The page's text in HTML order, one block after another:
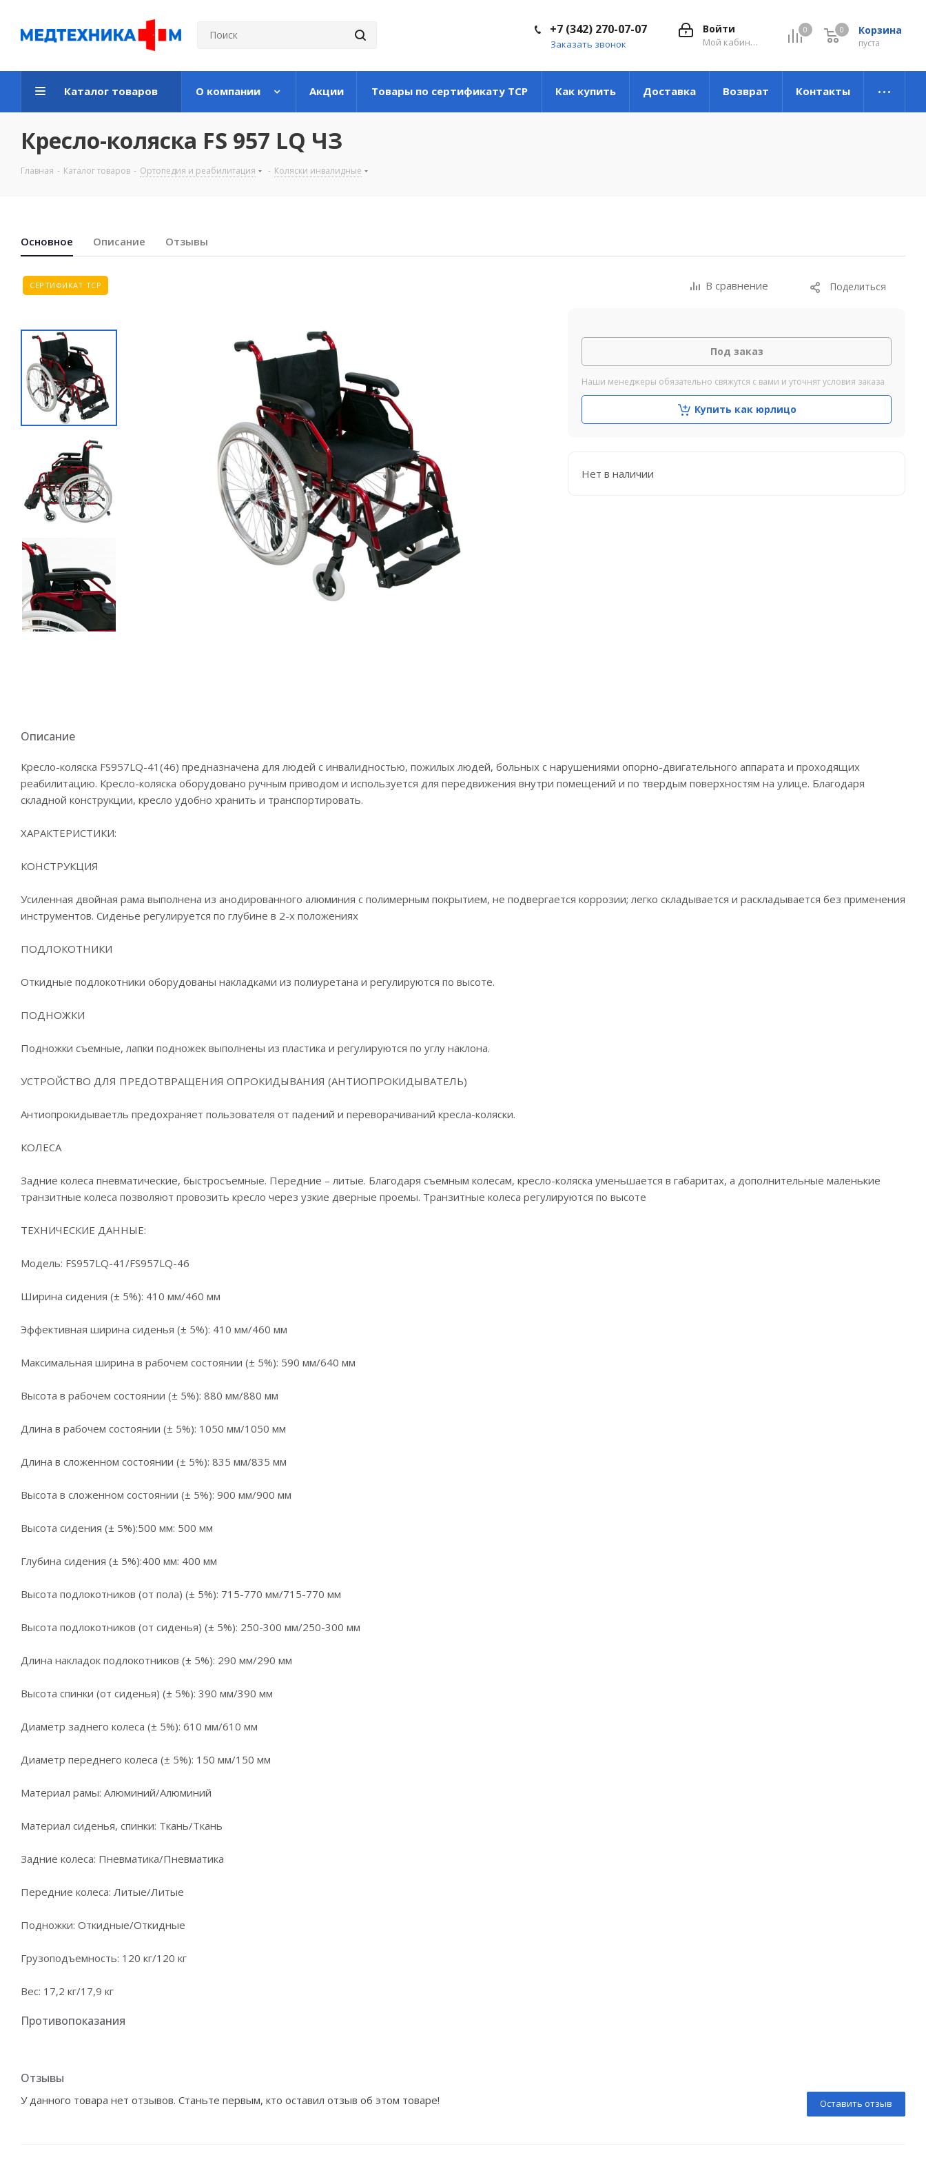
0 Корзина
0
пуста
0
Войти
Мой кабинет
+7 (342) 270-07-07
Заказать звонок
Каталог товаров О компании Акции Товары по сертификату ТСР Как купить Доставка Возврат Контакты
Кресло-коляска FS 957 LQ ЧЗ
Главная - Каталог товаров - Ортопедия и реабилитация - Коляски инвалидные
Основноe Описание Отзывы
СЕРТИФИКАТ ТСР В сравнение Поделиться
Под заказ
Наши менеджеры обязательно свяжутся с вами и уточнят условия заказа
Купить как юрлицо
Нет в наличии
Описание
Кресло-коляска FS957LQ-41(46) предназначена для людей с инвалидностью, пожилых людей, больных с нарушениями опорно-двигательного аппарата и проходящих
реабилитацию. Кресло-коляска оборудовано ручным приводом и используется для передвижения внутри помещений и по твердым поверхностям на улице. Благодаря
складной конструкции, кресло удобно хранить и транспортировать.
ХАРАКТЕРИСТИКИ:
КОНСТРУКЦИЯ
Усиленная двойная рама выполнена из анодированного алюминия с полимерным покрытием, не подвергается коррозии; легко складывается и раскладывается без применения
инструментов. Сиденье регулируется по глубине в 2-х положениях
ПОДЛОКОТНИКИ
Откидные подлокотники оборудованы накладками из полиуретана и регулируются по высоте.
ПОДНОЖКИ
Подножки съемные, лапки подножек выполнены из пластика и регулируются по углу наклона.
УСТРОЙСТВО ДЛЯ ПРЕДОТВРАЩЕНИЯ ОПРОКИДЫВАНИЯ (АНТИОПРОКИДЫВАТЕЛЬ)
Антиопрокидываетль предохраняет пользователя от падений и переворачиваний кресла-коляски.
КОЛЕСА
Задние колеса пневматические, быстросъемные. Передние – литые. Благодаря съемным колесам, кресло-коляска уменьшается в габаритах, а дополнительные маленькие
транзитные колеса позволяют провозить кресло через узкие дверные проемы. Транзитные колеса регулируются по высоте
ТЕХНИЧЕСКИЕ ДАННЫЕ:
Модель: FS957LQ-41/FS957LQ-46
Ширина сидения (± 5%): 410 мм/460 мм
Эффективная ширина сиденья (± 5%): 410 мм/460 мм
Максимальная ширина в рабочем состоянии (± 5%): 590 мм/640 мм
Высота в рабочем состоянии (± 5%): 880 мм/880 мм
Длина в рабочем состоянии (± 5%): 1050 мм/1050 мм
Длина в сложенном состоянии (± 5%): 835 мм/835 мм
Высота в сложенном состоянии (± 5%): 900 мм/900 мм
Высота сидения (± 5%):500 мм: 500 мм
Глубина сидения (± 5%):400 мм: 400 мм
Высота подлокотников (от пола) (± 5%): 715-770 мм/715-770 мм
Высота подлокотников (от сиденья) (± 5%): 250-300 мм/250-300 мм
Длина накладок подлокотников (± 5%): 290 мм/290 мм
Высота спинки (от сиденья) (± 5%): 390 мм/390 мм
Диаметр заднего колеса (± 5%): 610 мм/610 мм
Диаметр переднего колеса (± 5%): 150 мм/150 мм
Материал рамы: Алюминий/Алюминий
Материал сиденья, спинки: Ткань/Ткань
Задние колеса: Пневматика/Пневматика
Передние колеса: Литые/Литые
Подножки: Откидные/Откидные
Грузоподъемность: 120 кг/120 кг
Вес: 17,2 кг/17,9 кг
Противопоказания
Отзывы
Оставить отзыв
У данного товара нет отзывов. Станьте первым, кто оставил отзыв об этом товаре!